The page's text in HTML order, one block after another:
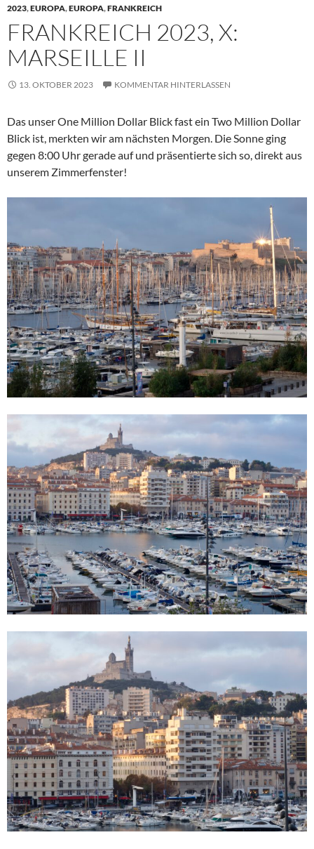
2023,EUROPA,EUROPA,FRANKREICH
FRANKREICH 2023, X:
MARSEILLE II
13. OKTOBER 2023 KOMMENTAR HINTERLASSEN
Das unser One Million Dollar Blick fast ein Two Million Dollar
Blick ist, merkten wir am nächsten Morgen. Die Sonne ging
gegen 8:00 Uhr gerade auf und präsentierte sich so, direkt aus
unserem Zimmerfenster!